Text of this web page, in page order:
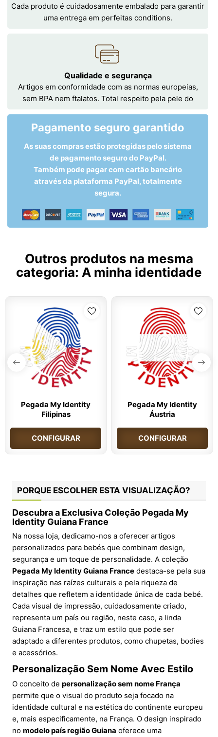
Cada produto é cuidadosamente embalado para garantir
uma entrega em perfeitas conditions.
Qualidade e segurança
Artigos em conformidade com as normas europeias,
sem BPA nem ftalatos. Total respeito pela pele do
Pagamento seguro garantido
As suas compras estão protegidas pelo sistema
de pagamento seguro do PayPal.
Também pode pagar com cartão bancário
através da plataforma PayPal, totalmente
segura.
Outros produtos na mesma
categoria: A minha identidade
Pegada My Identity
Filipinas
CONFIGURAR
Pegada My Identity
Áustria
CONFIGURAR
PORQUE ESCOLHER ESTA VISUALIZAÇÃO?
Descubra a Exclusiva Coleção Pegada My
Identity Guiana France
Na nossa loja, dedicamo-nos a oferecer artigos
personalizados para bebés que combinam design,
segurança e um toque de personalidade. A coleção
Pegada My Identity Guiana France destaca-se pela sua
inspiração nas raízes culturais e pela riqueza de
detalhes que refletem a identidade única de cada bebé.
Cada visual de impressão, cuidadosamente criado,
representa um país ou região, neste caso, a linda
Guiana Francesa, e traz um estilo que pode ser
adaptado a diferentes produtos, como chupetas, bodies
e acessórios.
Personalização Sem Nome Avec Estilo
O conceito de personalização sem nome França
permite que o visual do produto seja focado na
identidade cultural e na estética do continente europeu
e, mais especificamente, na França. O design inspirado
no modelo país região Guiana oferece uma